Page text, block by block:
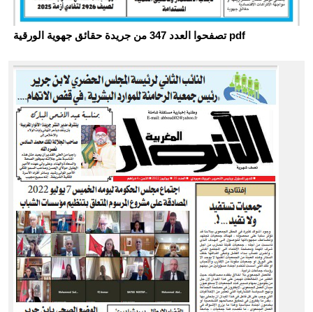
تصفحوا العدد 347 من جريدة حقائق جهوية الورقية pdf